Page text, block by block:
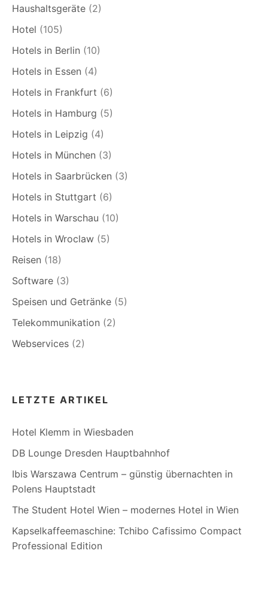
Haushaltsgeräte (2)
Hotel (105)
Hotels in Berlin (10)
Hotels in Essen (4)
Hotels in Frankfurt (6)
Hotels in Hamburg (5)
Hotels in Leipzig (4)
Hotels in München (3)
Hotels in Saarbrücken (3)
Hotels in Stuttgart (6)
Hotels in Warschau (10)
Hotels in Wroclaw (5)
Reisen (18)
Software (3)
Speisen und Getränke (5)
Telekommunikation (2)
Webservices (2)
LETZTE ARTIKEL
Hotel Klemm in Wiesbaden
DB Lounge Dresden Hauptbahnhof
Ibis Warszawa Centrum – günstig übernachten in
Polens Hauptstadt
The Student Hotel Wien – modernes Hotel in Wien
Kapselkaffeemaschine: Tchibo Cafissimo Compact
Professional Edition